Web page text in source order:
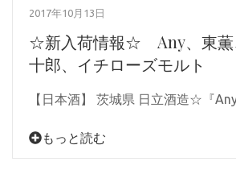
2017年10月13日
☆新入荷情報☆ Any、東薫
十郎、イチローズモルト
【日本酒】 茨城県 日立酒造☆『
もっと読む